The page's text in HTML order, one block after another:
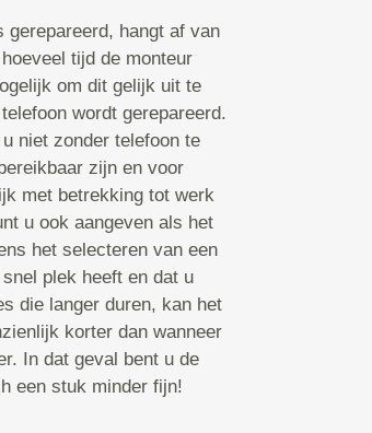
gerepareerd, hangt af van
tijd de monteur
om dit gelijk uit te
wordt gerepareerd.
niet zonder telefoon te
zijn en voor
met betrekking tot werk
u ook aangeven als het
het selecteren van een
plek heeft en dat u
die langer duren, kan het
korter dan wanneer
In dat geval bent u de
een stuk minder fijn!